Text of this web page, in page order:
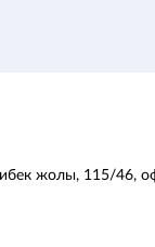
жолы, 115/46,